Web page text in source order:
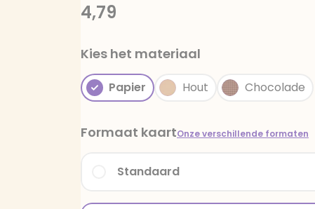
4,79
Kies het materiaal
Papier Hout Chocolade
Formaat kaartOnze verschillende formaten
Standaard